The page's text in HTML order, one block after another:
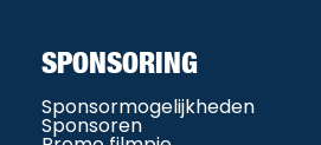
SPONSORING
Sponsormogelijkheden
Sponsoren